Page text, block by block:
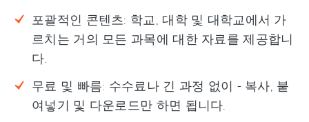
포괄적인 콘텐츠: 학교, 대학 및 대학교에서 가
르치는 거의 모든 과목에 대한 자료를 제공합니
다.
무료 및 빠름: 수수료나 긴 과정 없이 - 복사, 붙
여넣기 및 다운로드만 하면 됩니다.